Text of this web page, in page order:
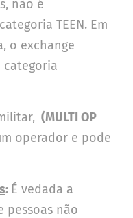
não é
TEEN. Em
o exchange
categoria
(MULTI OP
operador e pode
: É vedada a
pessoas não